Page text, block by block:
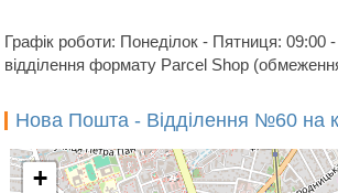
Графік роботи: Понеділок - Пятниця:
відділення формату Parcel Shop
Нова Пошта - Відділення №60 на
+